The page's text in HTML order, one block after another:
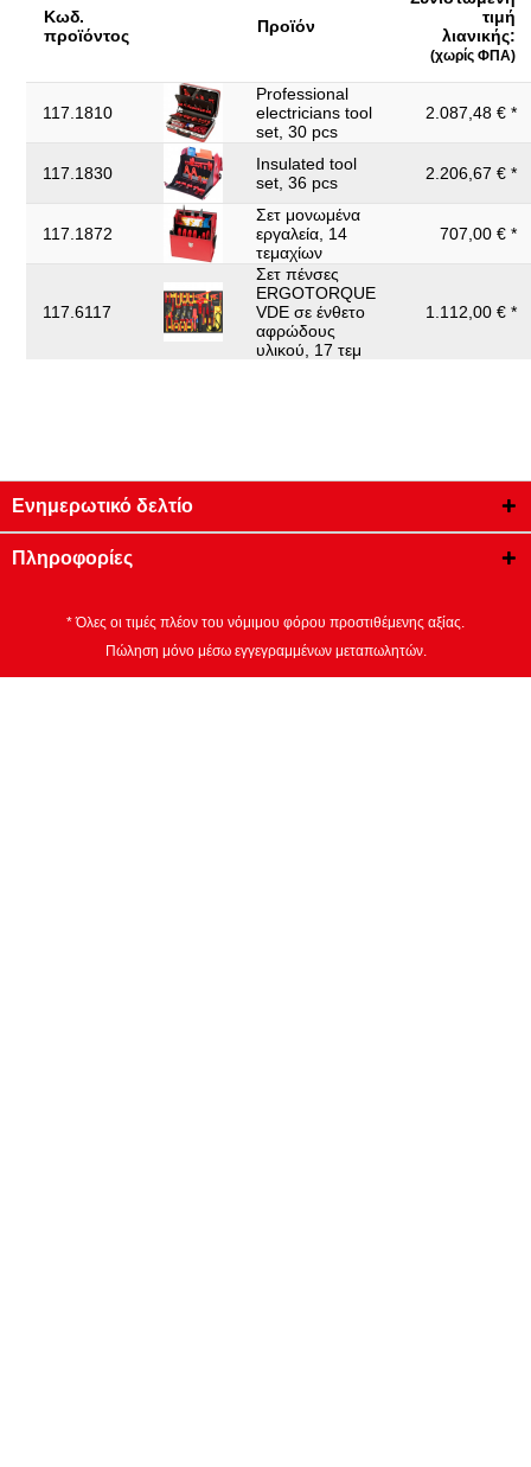
Κατανάλωση ρεύματος: 200 mA
Μήκος συσκευασίας mm: 361
Περιεχόμενο συσκευασίας:
Πιστοποιητικό ελέγχου: GS
Πλάτος συσκευασίας mm: 107
IEC IEN 61243-3
Συχνότητα: 0 - 500 Hz
Ναι
Κωδ.
προϊόντος
Προϊόν
τιμή
λιανικής:
(χωρίς ΦΠΑ)
117.1810
Professional
electricians tool
set, 30 pcs
2.087,48 € *
117.1830
Insulated tool
set, 36 pcs
2.206,67 € *
117.1872
Σετ μονωμένα
εργαλεία, 14
τεμαχίων
707,00 € *
117.6117
Σετ πένσες
ERGOTORQUE
VDE σε ένθετο
αφρώδους
υλικού, 17 τεμ
1.112,00 € *
Ενημερωτικό δελτίο
Πληροφορίες
* Όλες οι τιμές πλέον του νόμιμου φόρου προστιθέμενης αξίας.
Πώληση μόνο μέσω εγγεγραμμένων μεταπωλητών.